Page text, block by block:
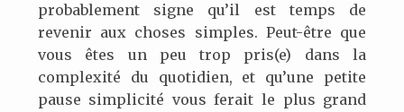
probablement signe qu’il est temps de
revenir aux choses simples. Peut-être que
vous êtes un peu trop pris(e) dans la
complexité du quotidien, et qu’une petite
pause simplicité vous ferait le plus grand